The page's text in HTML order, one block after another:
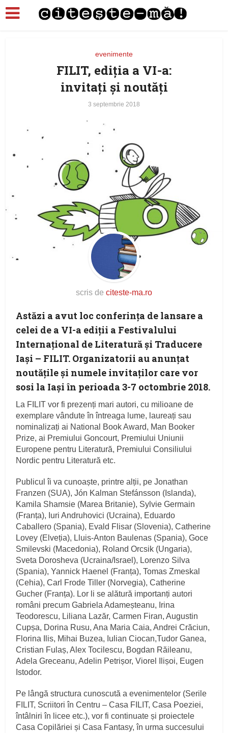
evenimente
FILIT, ediția a VI-a:
invitați și noutăți
3 septembrie 2018
scris de citeste-ma.ro
Astăzi a avut loc conferința de lansare a
celei de a VI-a ediții a Festivalului
Internațional de Literatură și Traducere
Iași – FILIT. Organizatorii au anunțat
noutățile și numele invitaților care vor
sosi la Iași în perioada 3-7 octombrie 2018.
La FILIT vor fi prezenți mari autori, cu milioane de
exemplare vândute în întreaga lume, laureați sau
nominalizați ai National Book Award, Man Booker
Prize, ai Premiului Goncourt, Premiului Uniunii
Europene pentru Literatură, Premiului Consiliului
Nordic pentru Literatură etc.
Publicul îi va cunoaște, printre alții, pe Jonathan
Franzen (SUA), Jón Kalman Stefánsson (Islanda),
Kamila Shamsie (Marea Britanie), Sylvie Germain
(Franța), Iuri Andruhovici (Ucraina), Eduardo
Caballero (Spania), Evald Flisar (Slovenia), Catherine
Lovey (Elveția), Lluis-Anton Baulenas (Spania), Goce
Smilevski (Macedonia), Roland Orcsik (Ungaria),
Sveta Dorosheva (Ucraina/Israel), Lorenzo Silva
(Spania), Yannick Haenel (Franța), Tomas Zmeskal
(Cehia), Carl Frode Tiller (Norvegia), Catherine
Gucher (Franța). Lor li se alătură importanți autori
români precum Gabriela Adameșteanu, Irina
Teodorescu, Liliana Lazăr, Carmen Firan, Augustin
Cupșa, Dorina Rusu, Ana Maria Caia, Andrei Crăciun,
Florina Ilis, Mihai Buzea, Iulian Ciocan,Tudor Ganea,
Cristian Fulaș, Alex Tocilescu, Bogdan Răileanu,
Adela Greceanu, Adelin Petrișor, Viorel Ilișoi, Eugen
Istodor.
Pe lângă structura cunoscută a evenimentelor (Serile
FILIT, Scriitori în Centru – Casa FILIT, Casa Poeziei,
întâlniri în licee etc.), vor fi continuate și proiectele
Casa Copilăriei și Casa Fantasy, în urma succesului